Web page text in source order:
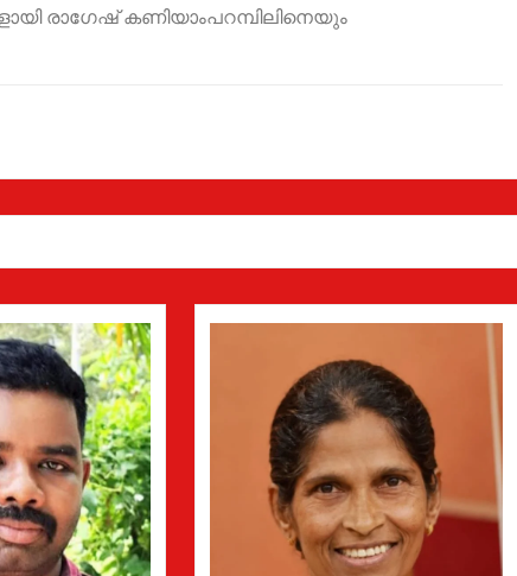
രാഗേഷ് കണിയാംപറമ്പിലിനെയും